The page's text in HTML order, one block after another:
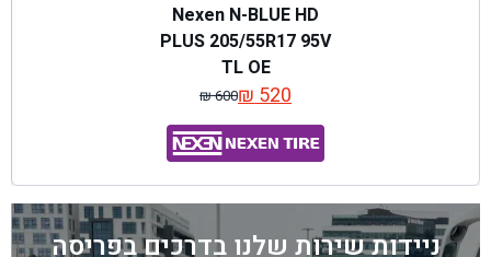
Nexen N-BLUE HD
PLUS 205/55R17 95V
TL OE
₪600
המחיר
המקורי
היה:
₪ 600.
₪520 המחיר
הנוכחי
הוא:
₪ 520.
ניידות שירות שלנו בדרכים בפריסה